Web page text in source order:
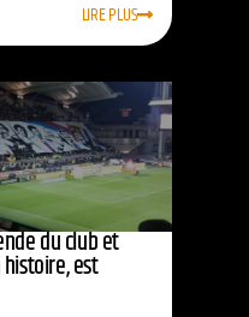
LIRE PLUS
du club et
est